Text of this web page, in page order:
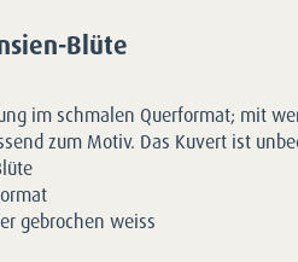
Blüte
im schmalen Querformat; mit
zum Motiv. Das Kuvert ist
gebrochen weiss